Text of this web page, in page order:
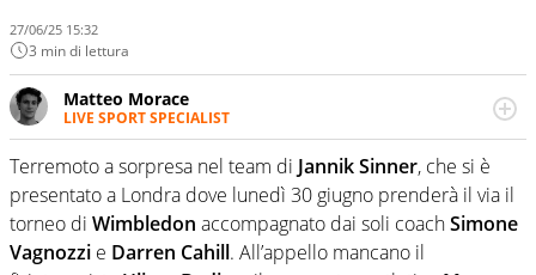
27/06/25 15:32
3 min di lettura
Matteo Morace
LIVE SPORT SPECIALIST
La multimedialità quale approccio personale e
professionale. Ama raccontare lo sport focalizzando ogni
attenzione sul tempo reale: la verità della dirette non
sono opinioni ma fatti
Terremoto a sorpresa nel team di Jannik Sinner, che si è
presentato a Londra dove lunedì 30 giugno prenderà il via il
torneo di Wimbledon accompagnato dai soli coachSimone
Vagnozzi e Darren Cahill. All’appello mancano il